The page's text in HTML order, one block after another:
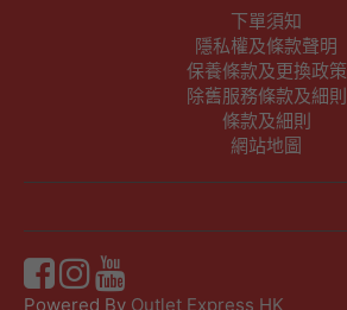
下單須知
隱私權及條款聲明
保養條款及更換政策
除舊服務條款及細則
條款及細則
網站地圖
Powered By Outlet Express HK